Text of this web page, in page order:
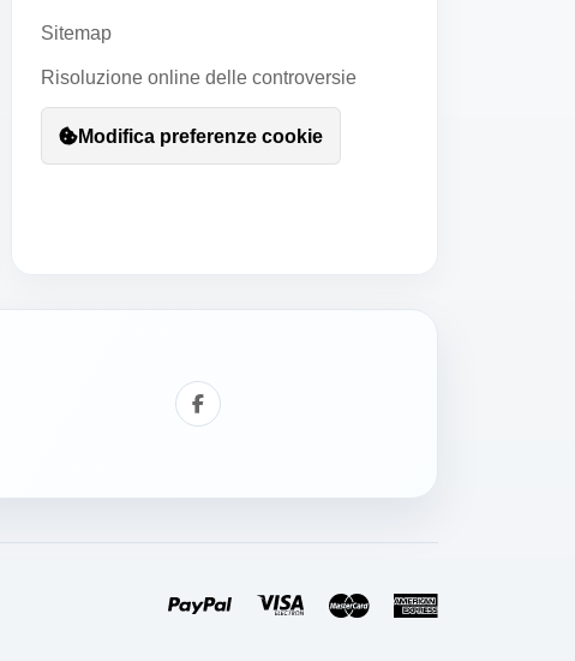
Sitemap
Risoluzione online delle controversie
Modifica preferenze cookie